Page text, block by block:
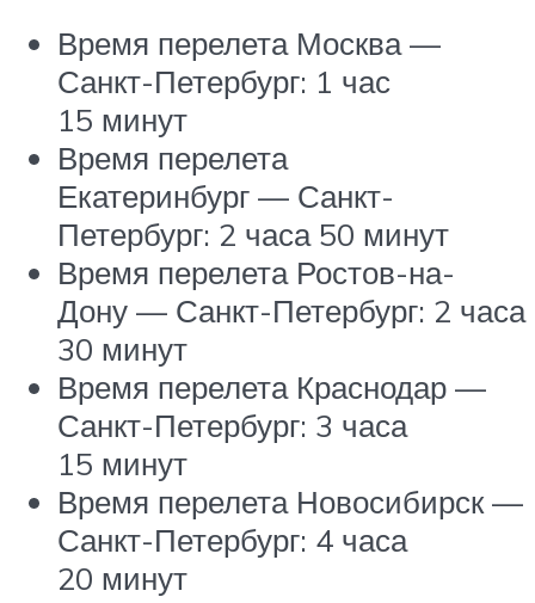
Время перелета Москва —
Санкт-Петербург: 1 час
15 минут
Время перелета
Екатеринбург — Санкт-
Петербург: 2 часа 50 минут
Время перелета Ростов-на-
Дону — Санкт-Петербург: 2 часа
30 минут
Время перелета Краснодар —
Санкт-Петербург: 3 часа
15 минут
Время перелета Новосибирск —
Санкт-Петербург: 4 часа
20 минут